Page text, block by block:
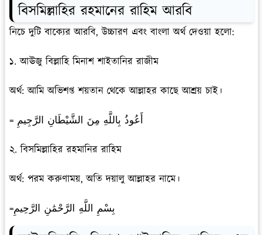
বিসমিল্লাহির রহমানের রাহিম আরবি
নিচে দুটি বাক্যের আরবি, উচ্চারণ এবং বাংলা অর্থ দেওয়া হলো:
১. আঊজু বিল্লাহি মিনাশ শাইতানির রাজীম
অর্থ: আমি অভিশপ্ত শয়তান থেকে আল্লাহর কাছে আশ্রয় চাই।
= أَعُوذُ بِاللَّهِ مِنَ الشَّيْطَانِ الرَّجِيمِ
২. বিসমিল্লাহির রহমানির রাহিম
অর্থ: পরম করুণাময়, অতি দয়ালু আল্লাহর নামে।
=بِسْمِ اللَّهِ الرَّحْمَٰنِ الرَّحِيمِ